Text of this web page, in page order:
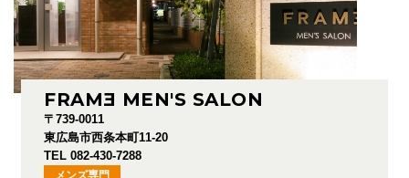
FRAME MEN'S SALON
〒739-0011
東広島市西条本町11-20
TEL 082-430-7288
メンズ専門